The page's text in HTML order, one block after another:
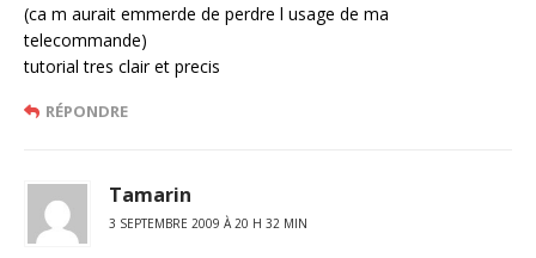
(ca m aurait emmerde de perdre l usage de ma
telecommande)
tutorial tres clair et precis
RÉPONDRE
Tamarin
3 SEPTEMBRE 2009 À 20 H 32 MIN